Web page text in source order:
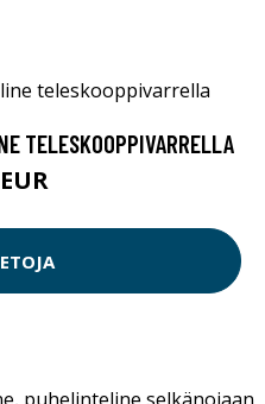
TELESKOOPPIVARRELLA